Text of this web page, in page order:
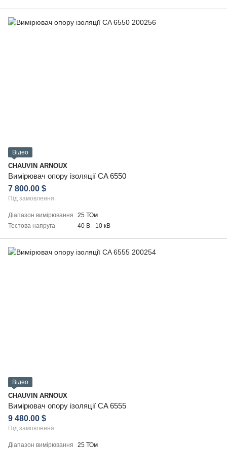
Відео
CHAUVIN ARNOUX
Вимірювач опору ізоляції CA 6550
7 800.00 $
Під замовлення
Діапазон вимірювання
25 ТОм
Тестова напруга
40 В - 10 кВ
Відео
CHAUVIN ARNOUX
Вимірювач опору ізоляції CA 6555
9 480.00 $
Під замовлення
Діапазон вимірювання 25 ТОм